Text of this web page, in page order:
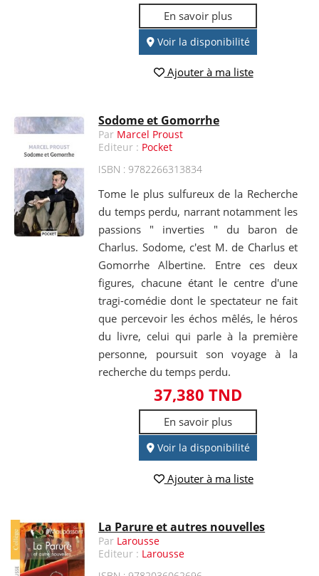
En savoir plus
Voir la disponibilité
Ajouter à ma liste
Sodome et Gomorrhe
Par Marcel Proust
Editeur : Pocket
ISBN : 9782266313834
Tome le plus sulfureux de la Recherche
du temps perdu, narrant notamment les
passions " inverties " du baron de
Charlus. Sodome, c'est M. de Charlus et
Gomorrhe Albertine. Entre ces deux
figures, chacune étant le centre d'une
tragi-comédie dont le spectateur ne fait
que percevoir les échos mêlés, le héros
du livre, celui qui parle à la première
personne, poursuit son voyage à la
recherche du temps perdu.
37,380 TND
En savoir plus
Voir la disponibilité
Ajouter à ma liste
La Parure et autres nouvelles
Par Larousse
Editeur : Larousse